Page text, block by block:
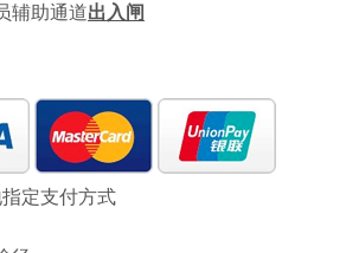
辅助通道出入闸
定支付方式